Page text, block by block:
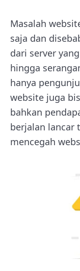
Masalah
saja dan
dari server
hingga
hanya
website juga
bahkan
berjalan lancar
mencegah